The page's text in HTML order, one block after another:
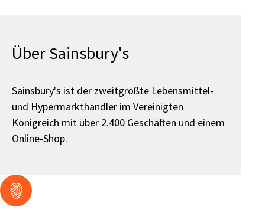
Über Sainsbury's
Sainsbury's ist der zweitgrößte Lebensmittel-
und Hypermarkthändler im Vereinigten
Königreich mit über 2.400 Geschäften und einem
Online-Shop.